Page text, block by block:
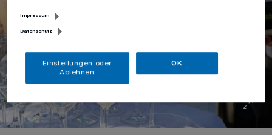
Impressum
Datenschutz
Einstellungen oder
Ablehnen
OK